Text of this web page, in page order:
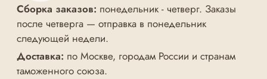
Сборка заказов: понедельник - четверг. Заказы
после четверга — отправка в понедельник
следующей недели.
Доставка: по Москве, городам России и странам
таможенного союза.